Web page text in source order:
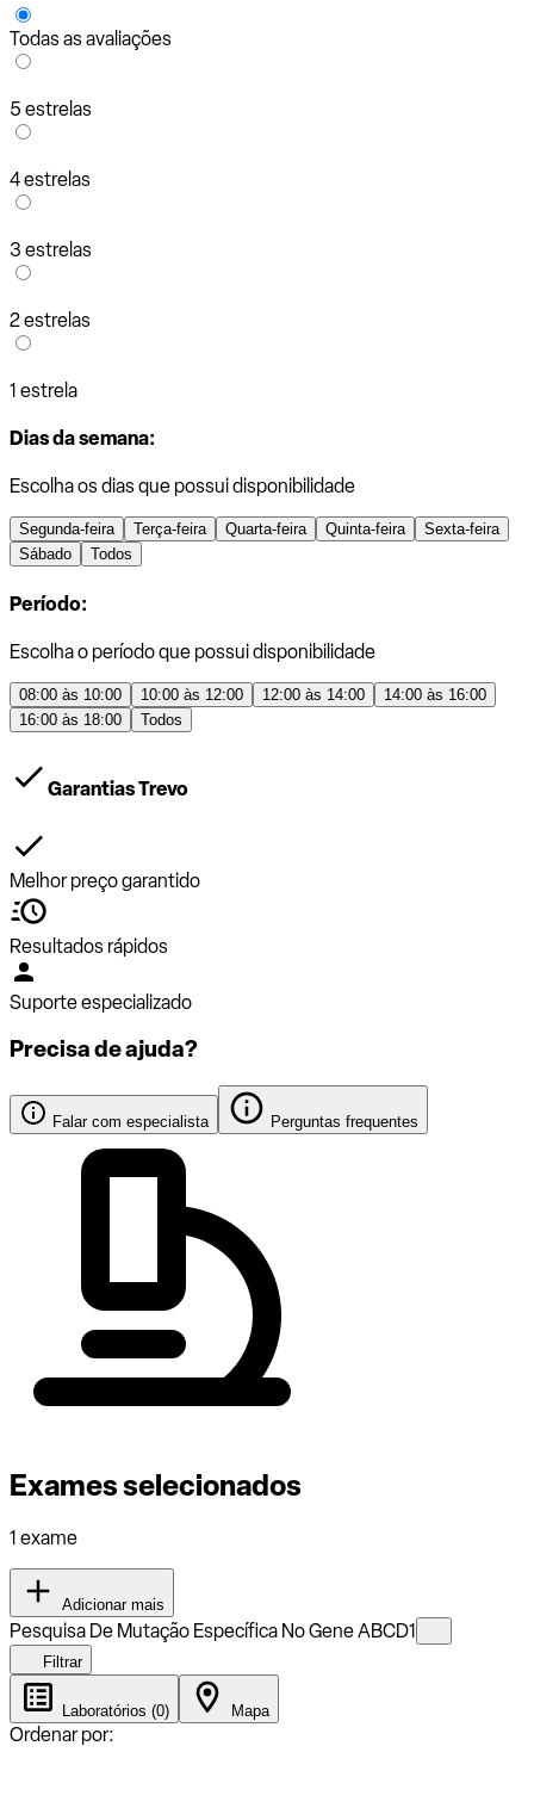
Todas as avaliações
5 estrelas
4 estrelas
3 estrelas
2 estrelas
1 estrela
Dias da semana:
Escolha os dias que possui disponibilidade
Segunda-feira Terça-feira Quarta-feira Quinta-feira
Sexta-feira
Sábado
Todos
Período:
Escolha o período que possui disponibilidade
08:00 às 10:00 10:00 às 12:00 12:00 às 14:00
14:00 às 16:00
16:00 às 18:00
Todos
Garantias Trevo
Melhor preço garantido
Resultados rápidos
Suporte especializado
Precisa de ajuda?
Falar com especialista Perguntas frequentes
Exames selecionados
1 exame
Adicionar mais
Pesquisa De Mutação Específica No Gene ABCD1
Filtrar
Laboratórios (0) Mapa
Ordenar por: